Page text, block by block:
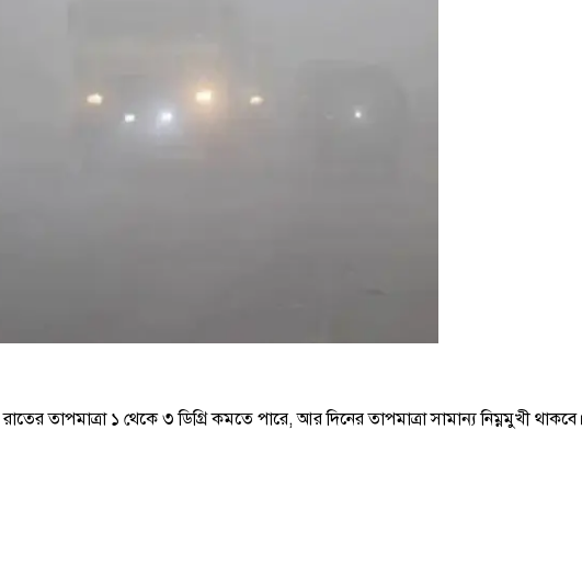
তাপমাত্রা ১ থেকে ৩ ডিগ্রি কমতে পারে, আর দিনের তাপমাত্রা সামান্য নিম্নমুখী